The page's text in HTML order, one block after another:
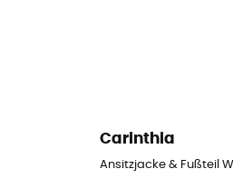
Carinthia
Ansitzjacke & Fußteil